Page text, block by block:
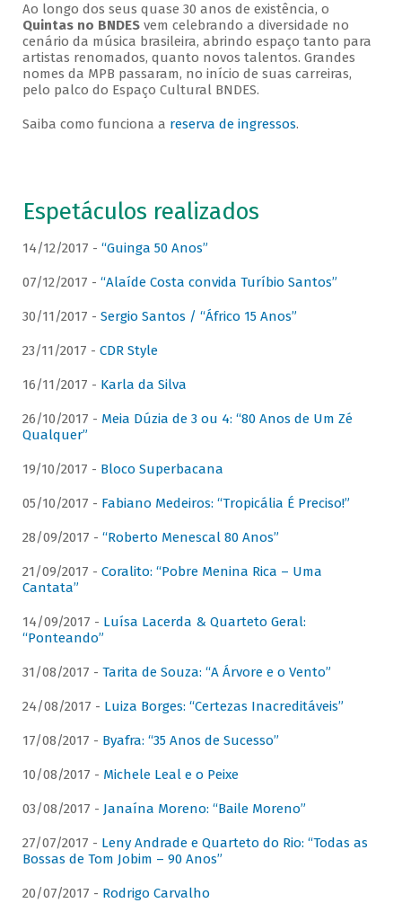
Ao longo dos seus quase 30 anos de existência, o
Quintas no BNDESvem celebrando a diversidade no
cenário da música brasileira, abrindo espaço tanto para
artistas renomados, quanto novos talentos. Grandes
nomes da MPB passaram, no início de suas carreiras,
pelo palco do Espaço Cultural BNDES.
Saiba como funciona a reserva de ingressos.
Espetáculos realizados
14/12/2017 - “Guinga 50 Anos”
07/12/2017 - “Alaíde Costa convida Turíbio Santos”
30/11/2017 - Sergio Santos / “Áfrico 15 Anos”
23/11/2017 - CDR Style
16/11/2017 - Karla da Silva
26/10/2017 - Meia Dúzia de 3 ou 4: “80 Anos de Um Zé
Qualquer”
19/10/2017 - Bloco Superbacana
05/10/2017 - Fabiano Medeiros: “Tropicália É Preciso!”
28/09/2017 - “Roberto Menescal 80 Anos”
21/09/2017 - Coralito: “Pobre Menina Rica – Uma
Cantata”
14/09/2017 - Luísa Lacerda & Quarteto Geral:
“Ponteando”
31/08/2017 - Tarita de Souza: “A Árvore e o Vento”
24/08/2017 - Luiza Borges: “Certezas Inacreditáveis”
17/08/2017 - Byafra: “35 Anos de Sucesso”
10/08/2017 - Michele Leal e o Peixe
03/08/2017 - Janaína Moreno: “Baile Moreno”
27/07/2017 - Leny Andrade e Quarteto do Rio: “Todas as
Bossas de Tom Jobim – 90 Anos”
20/07/2017 - Rodrigo Carvalho